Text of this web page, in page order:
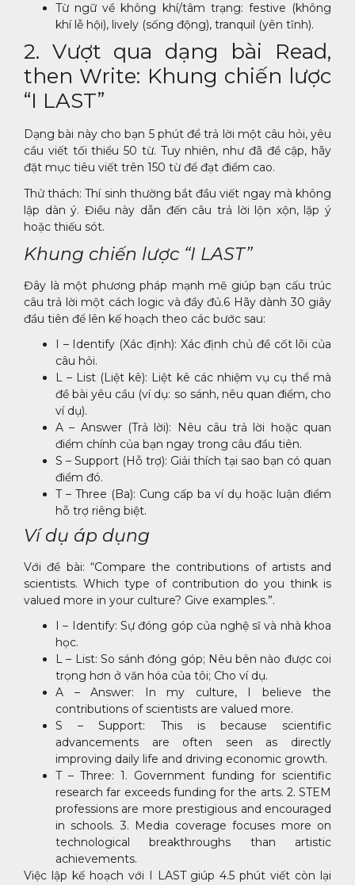
Từ ngữ về không khí/tâm trạng: festive (không
khí lễ hội), lively (sống động), tranquil (yên tĩnh).
2. Vượt qua dạng bài Read,
then Write: Khung chiến lược
“I LAST”
Dạng bài này cho bạn 5 phút để trả lời một câu hỏi, yêu
cầu viết tối thiểu 50 từ. Tuy nhiên, như đã đề cập, hãy
đặt mục tiêu viết trên 150 từ để đạt điểm cao.
Thử thách: Thí sinh thường bắt đầu viết ngay mà không
lập dàn ý. Điều này dẫn đến câu trả lời lộn xộn, lặp ý
hoặc thiếu sót.
Khung chiến lược “I LAST”
Đây là một phương pháp mạnh mẽ giúp bạn cấu trúc
câu trả lời một cách logic và đầy đủ.6 Hãy dành 30 giây
đầu tiên để lên kế hoạch theo các bước sau:
I – Identify (Xác định): Xác định chủ đề cốt lõi của
câu hỏi.
L – List (Liệt kê): Liệt kê các nhiệm vụ cụ thể mà
đề bài yêu cầu (ví dụ: so sánh, nêu quan điểm, cho
ví dụ).
A – Answer (Trả lời): Nêu câu trả lời hoặc quan
điểm chính của bạn ngay trong câu đầu tiên.
S – Support (Hỗ trợ): Giải thích tại sao bạn có quan
điểm đó.
T – Three (Ba): Cung cấp ba ví dụ hoặc luận điểm
hỗ trợ riêng biệt.
Ví dụ áp dụng
Với đề bài: “Compare the contributions of artists and
scientists. Which type of contribution do you think is
valued more in your culture? Give examples.”.
I – Identify: Sự đóng góp của nghệ sĩ và nhà khoa
học.
L – List: So sánh đóng góp; Nêu bên nào được coi
trọng hơn ở văn hóa của tôi; Cho ví dụ.
A – Answer: In my culture, I believe the
contributions of scientists are valued more.
S – Support: This is because scientific
advancements are often seen as directly
improving daily life and driving economic growth.
T – Three: 1. Government funding for scientific
research far exceeds funding for the arts. 2. STEM
professions are more prestigious and encouraged
in schools. 3. Media coverage focuses more on
technological breakthroughs than artistic
achievements.
Việc lập kế hoạch với I LAST giúp 4.5 phút viết còn lại